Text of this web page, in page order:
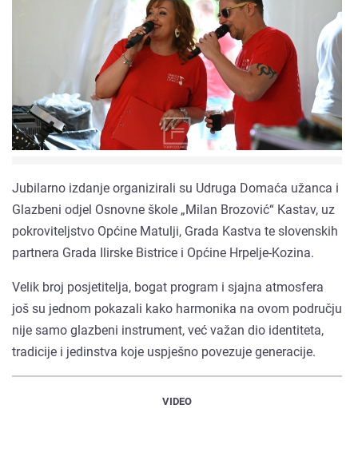
Jubilarno izdanje organizirali su Udruga Domaća užanca i
Glazbeni odjel Osnovne škole „Milan Brozović“ Kastav, uz
pokroviteljstvo Općine Matulji, Grada Kastva te slovenskih
partnera Grada Ilirske Bistrice i Općine Hrpelje-Kozina.
Velik broj posjetitelja, bogat program i sjajna atmosfera
još su jednom pokazali kako harmonika na ovom području
nije samo glazbeni instrument, već važan dio identiteta,
tradicije i jedinstva koje uspješno povezuje generacije.
VIDEO